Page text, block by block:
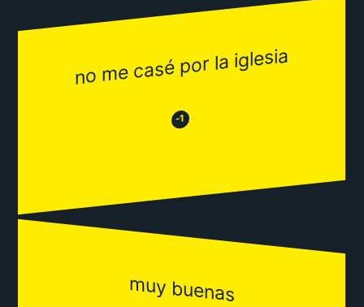
no me casé por la iglesia
😒 -1 😂
muy buenas